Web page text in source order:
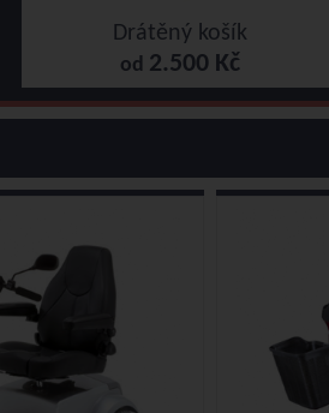
Drátěný košík
od 2.500 Kč